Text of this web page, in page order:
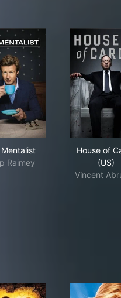
Raimey
House of
(US)
Vincent